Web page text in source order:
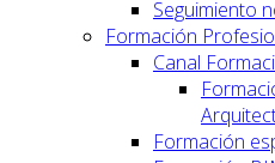
Seguimiento
Formación
Canal
Formación